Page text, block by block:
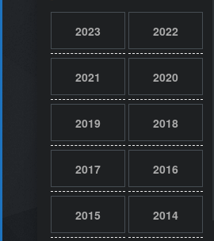
2023 2022
2021 2020
2019 2018
2017 2016
2015 2014